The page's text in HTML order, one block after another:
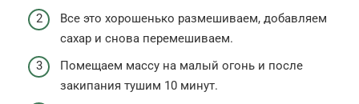
Все это хорошенько размешиваем, добавляем
сахар и снова перемешиваем.
Помещаем массу на малый огонь и после
закипания тушим 10 минут.